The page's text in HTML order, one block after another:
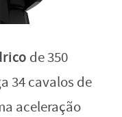
de 350
34 cavalos de
aceleração